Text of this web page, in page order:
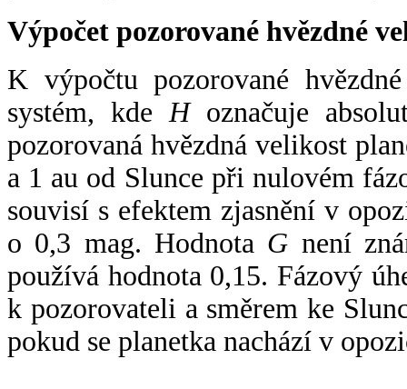
Výpočet pozorované hvězdné
K výpočtu pozorované
systém, kde Hoznačuje
pozorovaná hvězdná velikost
a 1 au od Slunce při nulovém
souvisí s efektem zjasnění v
o 0,3 mag. Hodnota G není
používá hodnota 0,15. Fázový
k pozorovateli a směrem ke
pokud se planetka nachází v